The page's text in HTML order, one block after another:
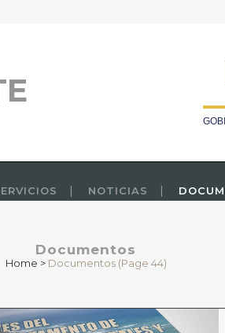
NOTICIAS
Documentos
Home > Documentos(Page 44)